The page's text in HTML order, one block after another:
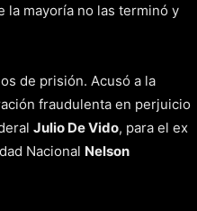
la mayoría no las terminó y
de prisión. Acusó a la
fraudulenta en perjuicio
Julio De Vido, para el ex
Nacional Nelson